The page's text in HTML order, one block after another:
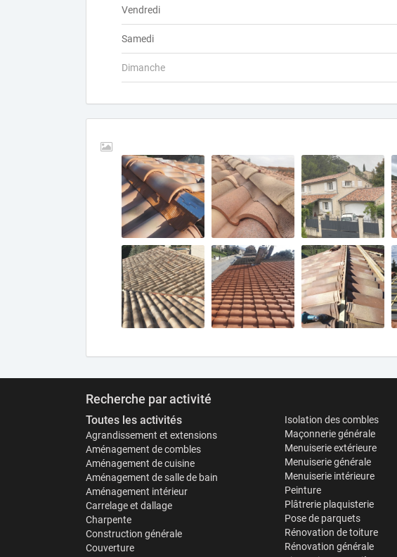
Vendredi
Samedi
Dimanche
Recherche par activité
Toutes les activités
Agrandissement et extensions
Aménagement de combles
Aménagement de cuisine
Aménagement de salle de bain
Aménagement intérieur
Carrelage et dallage
Charpente
Construction générale
Couverture
Isolation des combles
Maçonnerie générale
Menuiserie extérieure
Menuiserie générale
Menuiserie intérieure
Peinture
Plâtrerie plaquisterie
Pose de parquets
Rénovation de toiture
Rénovation générale